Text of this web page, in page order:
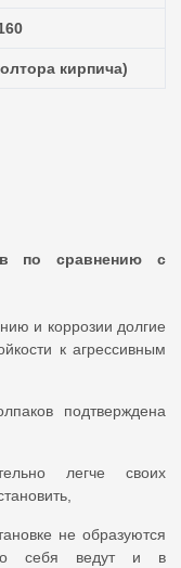
кирпича)
столбов
прочный,
по сравнению с
и коррозии долгие
к агрессивным
подтверждена
легче своих
не образуются
себя ведут и в